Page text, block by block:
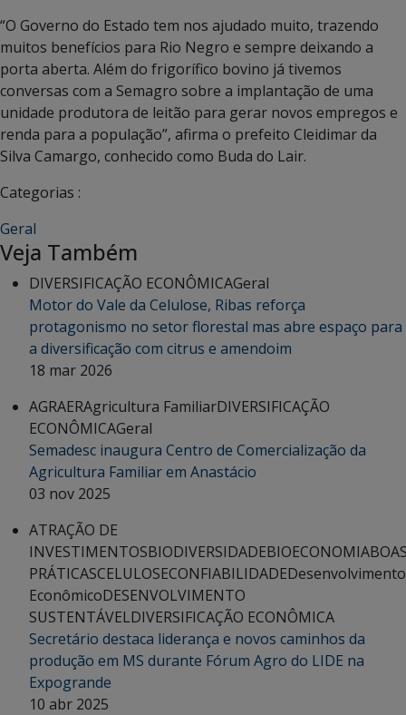
“O Governo do Estado tem nos ajudado muito, trazendo
muitos benefícios para Rio Negro e sempre deixando a
porta aberta. Além do frigorífico bovino já tivemos
conversas com a Semagro sobre a implantação de uma
unidade produtora de leitão para gerar novos empregos e
renda para a população”, afirma o prefeito Cleidimar da
Silva Camargo, conhecido como Buda do Lair.
Categorias :
Geral
Veja Também
DIVERSIFICAÇÃO ECONÔMICAGeral
Motor do Vale da Celulose, Ribas reforça
protagonismo no setor florestal mas abre espaço para
a diversificação com citrus e amendoim
18 mar 2026
AGRAERAgricultura FamiliarDIVERSIFICAÇÃO
ECONÔMICAGeral
Semadesc inaugura Centro de Comercialização da
Agricultura Familiar em Anastácio
03 nov 2025
ATRAÇÃO DE
INVESTIMENTOSBIODIVERSIDADEBIOECONOMIA
PRÁTICASCELULOSECONFIABILIDADEDesenvolvimento
EconômicoDESENVOLVIMENTO
SUSTENTÁVELDIVERSIFICAÇÃO ECONÔMICA
Secretário destaca liderança e novos caminhos da
produção em MS durante Fórum Agro do LIDE na
Expogrande
10 abr 2025